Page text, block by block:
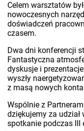
Celem warsztatów
nowoczesnych
doświadczeń
czasem.
Dwa dni konferencji
Fantastyczna
dyskusje i
wyszły
z masą nowych
Wspólnie z
dziękujemy za
spotkanie podczas III